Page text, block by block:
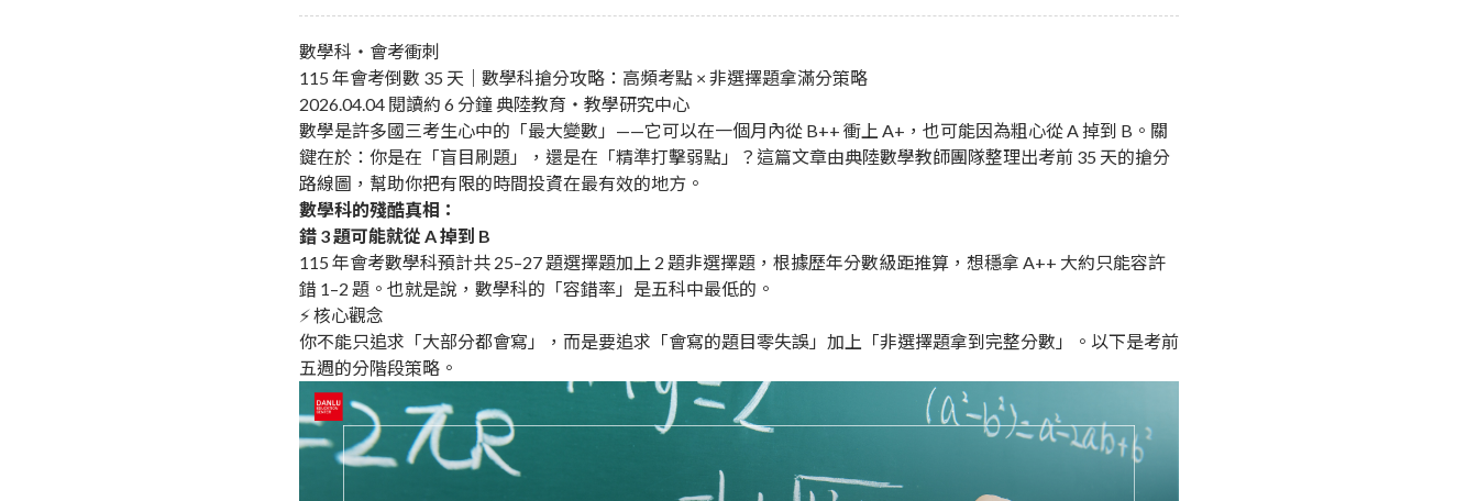
數學科・會考衝刺
115 年會考倒數 35 天｜ 數學科搶分攻略 ：高頻考點 × 非選擇題拿滿分策略
2026.04.04 閱讀約 6 分鐘 典陸教育・教學研究中心
數學是許多國三考生心中的「最大變數」——它可以在一個月內從 B++ 衝上 A+，也可能因為粗心從 A 掉到 B。關
鍵在於：你是在「盲目刷題」，還是在「精準打擊弱點」？這篇文章由典陸數學教師團隊整理出考前 35 天的搶分
路線圖，幫助你把有限的時間投資在最有效的地方。
數學科的殘酷真相：
錯 3 題可能就從 A 掉到 B
115 年會考數學科預計共 25–27 題選擇題加上 2 題非選擇題，根據歷年分數級距推算，想穩拿 A++ 大約只能容許
錯 1–2 題。也就是說，數學科的「容錯率」是五科中最低的。
⚡ 核心觀念
你不能只追求「大部分都會寫」，而是要追求「會寫的題目零失誤」加上「非選擇題拿到完整分數」。以下是考前
五週的分階段策略。